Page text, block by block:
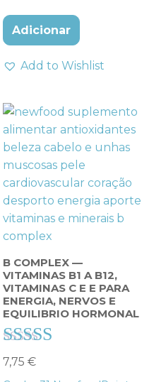
Adicionar
Add to Wishlist
B COMPLEX —
VITAMINAS B1 A B12,
VITAMINAS C E E PARA
ENERGIA, NERVOS E
EQUILIBRIO HORMONAL
Avaliação
7,75 €